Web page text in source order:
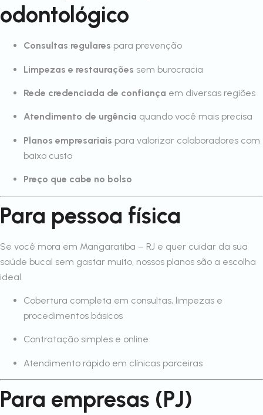
odontológico
Consultas regulares para prevenção
Limpezas e restaurações sem burocracia
Rede credenciada de confiança em diversas regiões
Atendimento de urgência quando você mais precisa
Planos empresariais para valorizar colaboradores com
baixo custo
Preço que cabe no bolso
Para pessoa física
Se você mora em Mangaratiba – RJ e quer cuidar da sua
saúde bucal sem gastar muito, nossos planos são a escolha
ideal.
Cobertura completa em consultas, limpezas e
procedimentos básicos
Contratação simples e online
Atendimento rápido em clínicas parceiras
Para empresas (PJ)